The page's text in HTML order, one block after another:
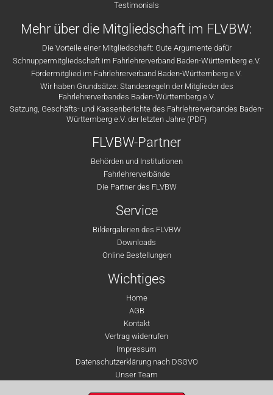
Testimonials
Mehr über die Mitgliedschaft im FLVBW:
Die Vorteile einer Mitgliedschaft: Gute Argumente dafür
Schnuppermitgliedschaft im Fahrlehrerverband Baden-Württemberg e.V.
Fördermitglied im Fahrlehrerverband Baden-Württemberg e.V.
Wir haben Grundsätze: Standesregeln der Mitglieder des
Fahrlehrerverbandes Baden-Württemberg e.V.
Satzung, Geschäfts- und Kassenberichte des Fahrlehrerverbandes Baden-
Württemberg e.V. der letzten Jahre (PDF)
FLVBW-Partner
Behörden und Institutionen
Fahrlehrerverbände
Die Partner des FLVBW
Service
Bildergalerien des FLVBW
Downloads
Online Bestellungen
Wichtiges
Home
AGB
Kontakt
Vertrag widerrufen
Impressum
Datenschutzerklärung nach DSGVO
Unser Team